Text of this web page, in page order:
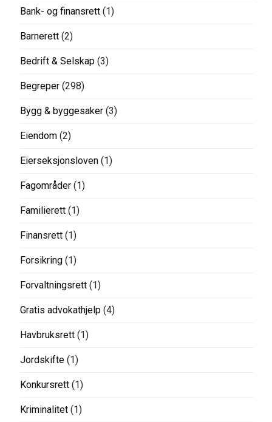
Bank- og finansrett (1)
Barnerett (2)
Bedrift & Selskap (3)
Begreper (298)
Bygg & byggesaker (3)
Eiendom (2)
Eierseksjonsloven (1)
Fagområder (1)
Familierett (1)
Finansrett (1)
Forsikring (1)
Forvaltningsrett (1)
Gratis advokathjelp (4)
Havbruksrett (1)
Jordskifte (1)
Konkursrett (1)
Kriminalitet (1)